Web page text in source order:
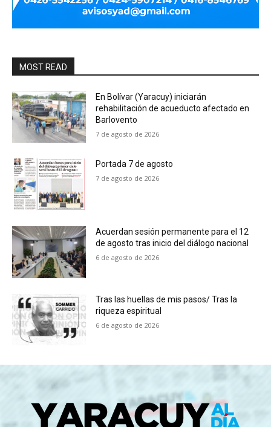
MOST READ
En Bolívar (Yaracuy) iniciarán
rehabilitación de acueducto afectado en
Barlovento
7 de agosto de 2026
Portada 7 de agosto
7 de agosto de 2026
Acuerdan sesión permanente para el 12
de agosto tras inicio del diálogo nacional
6 de agosto de 2026
Tras las huellas de mis pasos/ Tras la
riqueza espiritual
6 de agosto de 2026